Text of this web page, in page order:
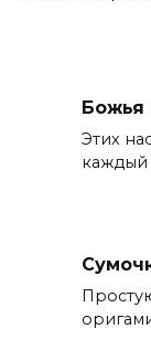
Божья
Этих
каждый